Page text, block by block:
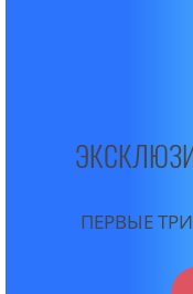
ПЕРВЫЕ